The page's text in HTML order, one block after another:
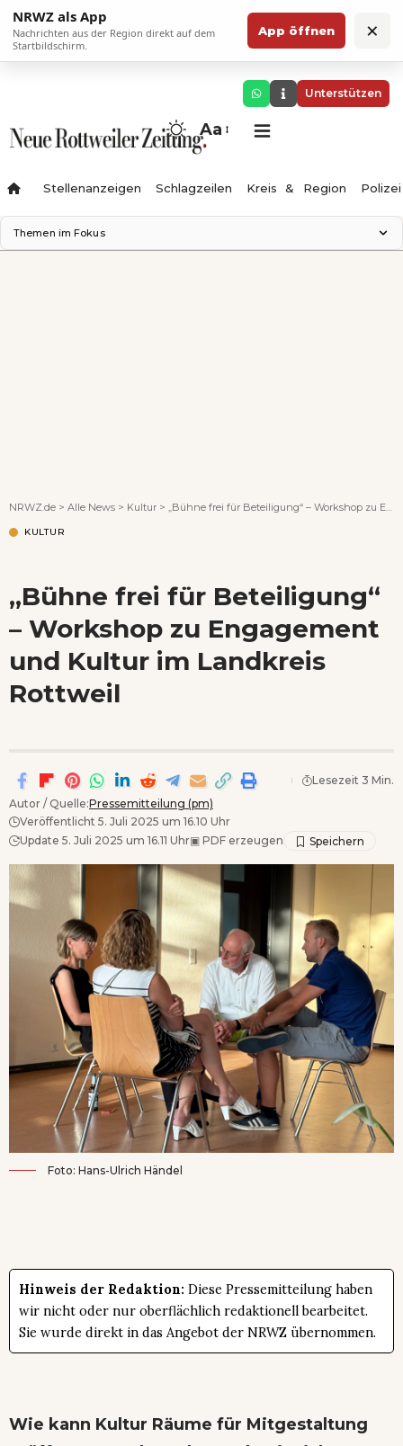
NRWZ als App
Nachrichten aus der Region direkt auf dem
Startbildschirm.
App öffnen ×
Unterstützen
Aa
Stellenanzeigen Schlagzeilen Kreis & Region Polizei
Themen im Fokus
NRWZ.de > Alle News > Kultur > „Bühne frei für Beteiligung“ – Workshop zu Engagement und Kultur im Landkreis Rottweil
KULTUR
„Bühne frei für Beteiligung“
– Workshop zu Engagement
und Kultur im Landkreis
Rottweil
Autor / Quelle:Pressemitteilung (pm)
Veröffentlicht 5. Juli 2025 um 16.10 Uhr
Update 5. Juli 2025 um 16.11 Uhr▣ PDF erzeugen
Lesezeit 3 Min.
Foto: Hans-Ulrich Händel
Hinweis der Redaktion: Diese Pressemitteilung haben
wir nicht oder nur oberflächlich redaktionell bearbeitet.
Sie wurde direkt in das Angebot der NRWZ übernommen.
Wie kann Kultur Räume für Mitgestaltung